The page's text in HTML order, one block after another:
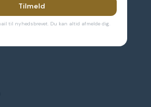
Tilmeld
til nyhedsbrevet. Du kan altid afmelde dig.